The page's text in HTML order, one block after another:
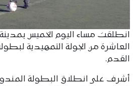
انطلقت مساء اليوم الخميس بمدينة
العاشرة من الجولة التمهيدية
القدم.
أشرف على انطلاق البطولة